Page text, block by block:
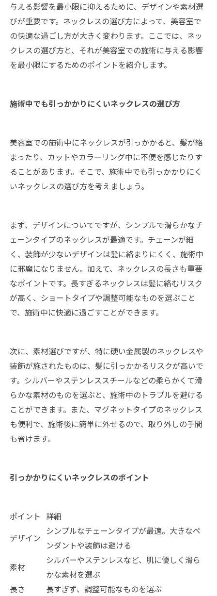
与える影響を最小限に抑えるために、デザインや素材選
びが重要です。ネックレスの選び方によって、美容室で
の快適な過ごし方が大きく変わります。ここでは、ネッ
クレスの選び方と、それが美容室での施術に与える影響
を最小限にするためのポイントを紹介します。
施術中でも引っかかりにくいネックレスの選び方
美容室での施術中にネックレスが引っかかると、髪が絡
まったり、カットやカラーリング中に不便を感じたりす
ることがあります。そこで、施術中でも引っかかりにく
いネックレスの選び方を考えましょう。
まず、デザインについてですが、シンプルで滑らかなチ
ェーンタイプのネックレスが最適です。チェーンが細
く、装飾が少ないデザインは髪に絡まりにくく、施術中
に邪魔になりません。加えて、ネックレスの長さも重要
なポイントです。長すぎるネックレスは髪に絡むリスク
が高く、ショートタイプや調整可能なものを選ぶこと
で、施術中に快適に過ごすことができます。
次に、素材選びですが、特に硬い金属製のネックレスや
装飾が施されたものは、髪に引っかかるリスクが高いで
す。シルバーやステンレススチールなどの柔らかくて滑
らかな素材のものを選ぶと、施術中のトラブルを避ける
ことができます。また、マグネットタイプのネックレス
も便利で、施術後に簡単に外せるので、取り外しの手間
も省けます。
引っかかりにくいネックレスのポイント
ポイント 詳細
デザイン
シンプルなチェーンタイプが最適。大きなペ
ンダントや装飾は避ける
素材
シルバーやステンレスなど、肌に優しく滑ら
かな素材を選ぶ
長さ
長すぎず、調整可能なものを選ぶ